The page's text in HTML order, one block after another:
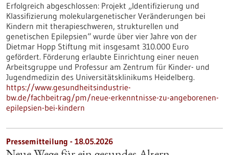
Erfolgreich abgeschlossen: Projekt „Identifizierung und
Klassifizierung molekulargenetischer Veränderungen bei
Kindern mit therapieschweren, strukturellen und
genetischen Epilepsien“ wurde über vier Jahre von der
Dietmar Hopp Stiftung mit insgesamt 310.000 Euro
gefördert. Förderung erlaubte Einrichtung einer neuen
Arbeitsgruppe und Professur am Zentrum für Kinder- und
Jugendmedizin des Universitätsklinikums Heidelberg.
https://www.gesundheitsindustrie-
bw.de/fachbeitrag/pm/neue-erkenntnisse-zu-angeborenen-
epilepsien-bei-kindern
Pressemitteilung - 18.05.2026